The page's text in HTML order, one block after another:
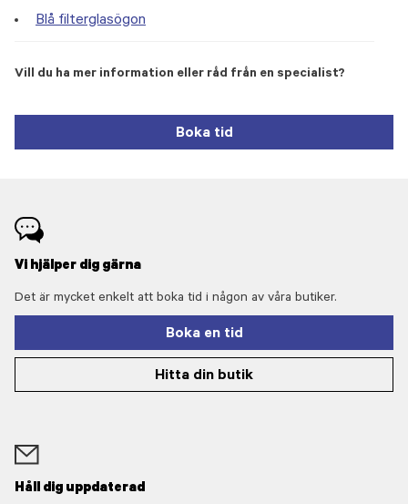
Blå filterglasögon
Vill du ha mer information eller råd från en specialist?
Boka tid
Vi hjälper dig gärna
Det är mycket enkelt att boka tid i någon av våra butiker.
Boka en tid
Hitta din butik
Håll dig uppdaterad